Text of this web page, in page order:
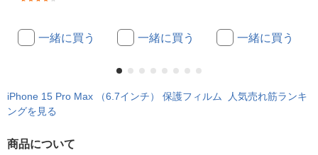
一緒に買う 一緒に買う 一緒に買う
iPhone 15 Pro Max （6.7インチ） 保護フィルム 人気売れ筋ランキ
ングを見る
商品について